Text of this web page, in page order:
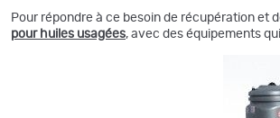
Pour répondre à ce besoin de récupération et
pour huiles usagées, avec des équipements